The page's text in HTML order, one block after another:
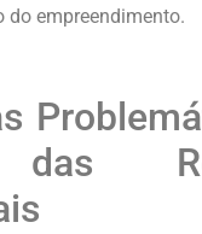
do empreendimento.